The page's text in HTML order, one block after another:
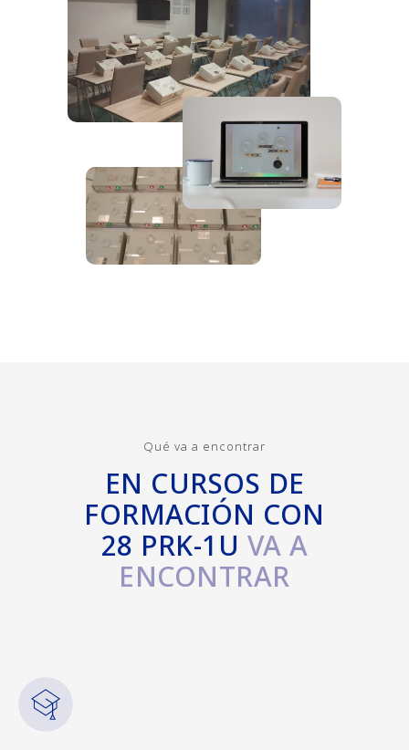
EN CURSOS DE
FORMACIÓN CON
28 PRK-1U VA A
ENCONTRAR
Qué va a encontrar